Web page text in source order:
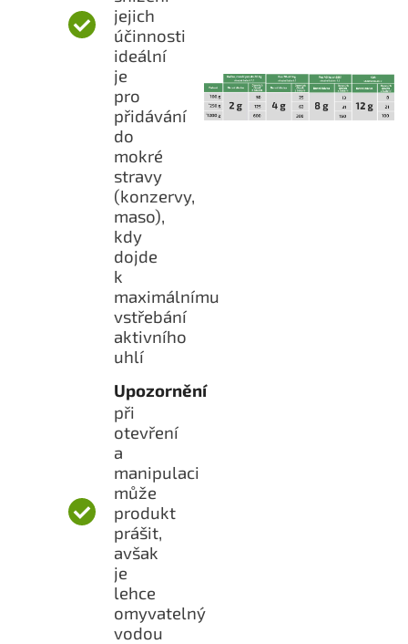
jejich
účinnosti
ideální
je
pro
přidávání
do
mokré
stravy
(konzervy,
maso),
kdy
dojde
k
maximálnímu
vstřebání
aktivního
uhlí
Upozornění
při
otevření
a
manipulaci
může
produkt
prášit,
avšak
je
lehce
omyvatelný
vodou